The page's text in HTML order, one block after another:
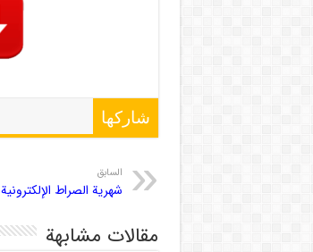
شاركها
السابق
شهریة الصراط الإلكترونية 93
مقالات مشابهة